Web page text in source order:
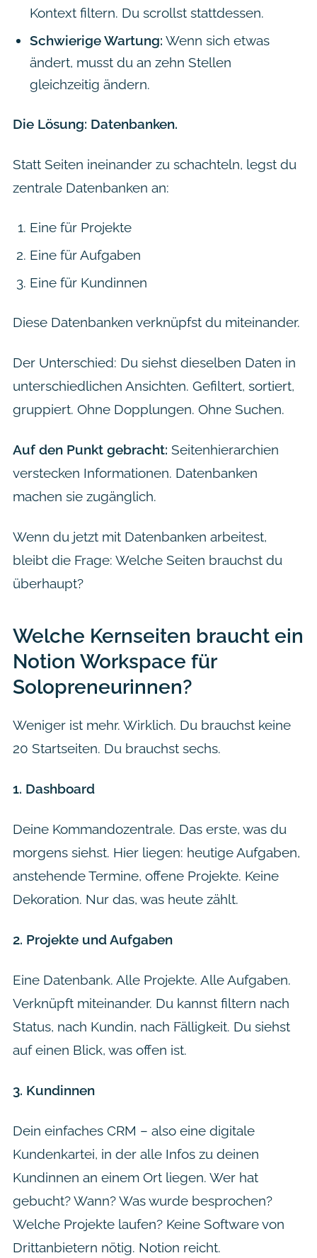
Kontext filtern. Du scrollst stattdessen.
Schwierige Wartung: Wenn sich etwas
ändert, musst du an zehn Stellen
gleichzeitig ändern.
Die Lösung: Datenbanken.
Statt Seiten ineinander zu schachteln, legst du
zentrale Datenbanken an:
Eine für Projekte
Eine für Aufgaben
Eine für Kundinnen
Diese Datenbanken verknüpfst du miteinander.
Der Unterschied: Du siehst dieselben Daten in
unterschiedlichen Ansichten. Gefiltert, sortiert,
gruppiert. Ohne Dopplungen. Ohne Suchen.
Auf den Punkt gebracht: Seitenhierarchien
verstecken Informationen. Datenbanken
machen sie zugänglich.
Wenn du jetzt mit Datenbanken arbeitest,
bleibt die Frage: Welche Seiten brauchst du
überhaupt?
Welche Kernseiten braucht ein
Notion Workspace für
Solopreneurinnen?
Weniger ist mehr. Wirklich. Du brauchst keine
20 Startseiten. Du brauchst sechs.
1. Dashboard
Deine Kommandozentrale. Das erste, was du
morgens siehst. Hier liegen: heutige Aufgaben,
anstehende Termine, offene Projekte. Keine
Dekoration. Nur das, was heute zählt.
2. Projekte und Aufgaben
Eine Datenbank. Alle Projekte. Alle Aufgaben.
Verknüpft miteinander. Du kannst filtern nach
Status, nach Kundin, nach Fälligkeit. Du siehst
auf einen Blick, was offen ist.
3. Kundinnen
Dein einfaches CRM – also eine digitale
Kundenkartei, in der alle Infos zu deinen
Kundinnen an einem Ort liegen. Wer hat
gebucht? Wann? Was wurde besprochen?
Welche Projekte laufen? Keine Software von
Drittanbietern nötig. Notion reicht.